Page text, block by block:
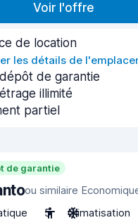
Voir l'offre
de location
les détails de
de garantie
illimité
partiel
de garantie
ou similaire
5 Climatisation